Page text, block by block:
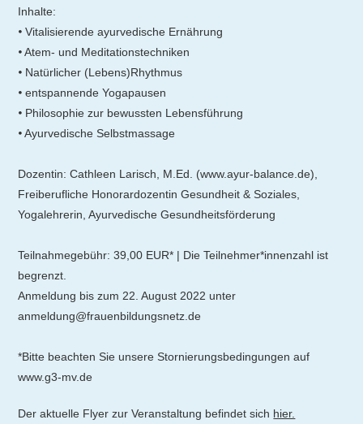
Inhalte:
🞄 Vitalisierende ayurvedische Ernährung
🞄 Atem- und Meditationstechniken
🞄 Natürlicher (Lebens)Rhythmus
🞄 entspannende Yogapausen
🞄 Philosophie zur bewussten Lebensführung
🞄 Ayurvedische Selbstmassage
Dozentin: Cathleen Larisch, M.Ed. (www.ayur-balance.de),
Freiberufliche Honorardozentin Gesundheit & Soziales,
Yogalehrerin, Ayurvedische Gesundheitsförderung
Teilnahmegebühr: 39,00 EUR* | Die Teilnehmer*innenzahl ist
begrenzt.
Anmeldung bis zum 22. August 2022 unter
anmeldung@frauenbildungsnetz.de
*Bitte beachten Sie unsere Stornierungsbedingungen auf
www.g3-mv.de
Der aktuelle Flyer zur Veranstaltung befindet sich hier.